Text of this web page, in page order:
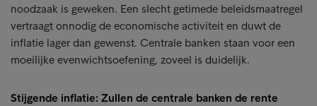
noodzaak is geweken. Een slecht getimede beleidsmaatregel
vertraagt ​​onnodig de economische activiteit en duwt de
inflatie lager dan gewenst. Centrale banken staan voor een
moeilijke evenwichtsoefening, zoveel is duidelijk.
Stijgende inflatie: Zullen de centrale banken de rente